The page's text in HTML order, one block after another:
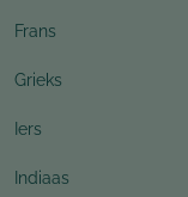
Frans
Grieks
Iers
Indiaas